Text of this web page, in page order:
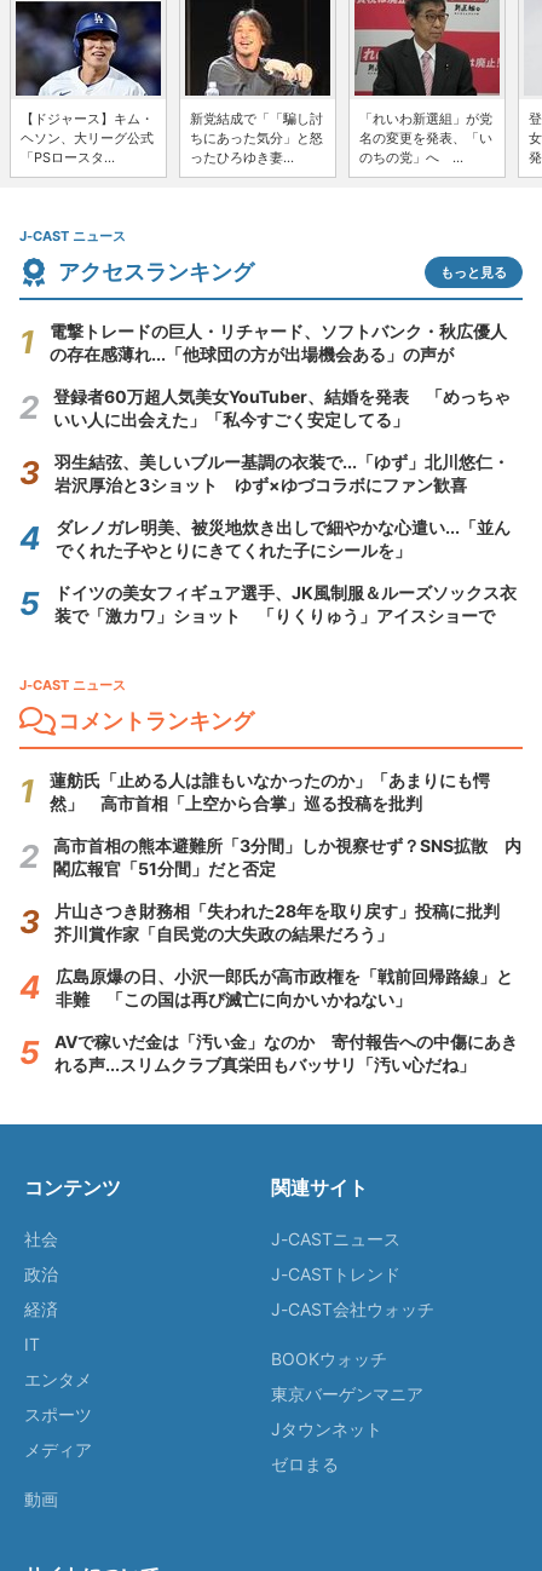
【ドジャース】キム・
ヘソン、大リーグ公式
「PSロースタ...
新党結成で「「騙し討
ちにあった気分」と怒
ったひろゆき妻...
「れいわ新選組」が党
名の変更を発表、「い
のちの党」へ ...
J-CAST ニュース
アクセスランキング もっと見る
電撃トレードの巨人・リチャード、ソフトバンク・秋広優人
の存在感薄れ...「他球団の方が出場機会ある」の声が
登録者60万超人気美女YouTuber、結婚を発表 「めっちゃ
いい人に出会えた」「私今すごく安定してる」
羽生結弦、美しいブルー基調の衣装で...「ゆず」北川悠仁・
岩沢厚治と3ショット ゆず×ゆづコラボにファン歓喜
ダレノガレ明美、被災地炊き出しで細やかな心遣い...「並ん
でくれた子やとりにきてくれた子にシールを」
ドイツの美女フィギュア選手、JK風制服＆ルーズソックス衣
装で「激カワ」ショット 「りくりゅう」アイスショーで
J-CAST ニュース
コメントランキング
蓮舫氏「止める人は誰もいなかったのか」「あまりにも愕
然」 高市首相「上空から合掌」巡る投稿を批判
高市首相の熊本避難所「3分間」しか視察せず？SNS拡散 内
閣広報官「51分間」だと否定
片山さつき財務相「失われた28年を取り戻す」投稿に批判
芥川賞作家「自民党の大失政の結果だろう」
広島原爆の日、小沢一郎氏が高市政権を「戦前回帰路線」と
非難 「この国は再び滅亡に向かいかねない」
AVで稼いだ金は「汚い金」なのか 寄付報告への中傷にあき
れる声...スリムクラブ真栄田もバッサリ「汚い心だね」
コンテンツ
社会
政治
経済
IT
エンタメ
スポーツ
メディア
動画
関連サイト
J-CASTニュース
J-CASTトレンド
J-CAST会社ウォッチ
BOOKウォッチ
東京バーゲンマニア
Jタウンネット
ゼロまる